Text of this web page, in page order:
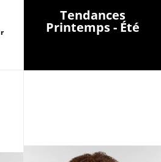
Tendances
Printemps - Été